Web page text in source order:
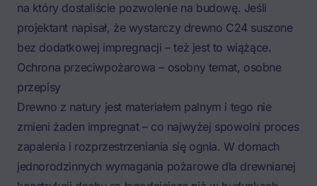
na który dostaliście pozwolenie na budowę. Jeśli
projektant napisał, że wystarczy drewno C24 suszone
bez dodatkowej impregnacji – też jest to wiążące.
Ochrona przeciwpożarowa – osobny temat, osobne
przepisy
Drewno z natury jest materiałem palnym i tego nie
zmieni żaden impregnat – co najwyżej spowolni proces
zapalenia i rozprzestrzeniania się ognia. W domach
jednorodzinnych wymagania pożarowe dla drewnianej